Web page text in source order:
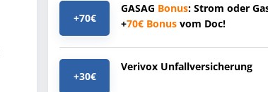
+70€
GASAG Bonus: Strom oder
+70€ Bonus vom Doc!
+30€
Verivox Unfallversicherung